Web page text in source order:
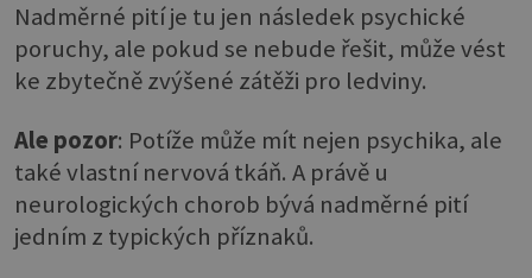
Nadměrné pití je tu jen následek psychické
poruchy, ale pokud se nebude řešit, může vést
ke zbytečně zvýšené zátěži pro ledviny.
Ale pozor: Potíže může mít nejen psychika, ale
také vlastní nervová tkáň. A právě u
neurologických chorob bývá nadměrné pití
jedním z typických příznaků.